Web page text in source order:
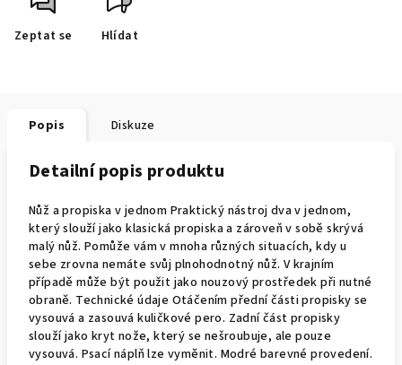
Zeptat se Hlídat
Popis Diskuze
Detailní popis produktu
Nůž a propiska v jednom Praktický nástroj dva v jednom,
který slouží jako klasická propiska a zároveň v sobě skrývá
malý nůž. Pomůže vám v mnoha různých situacích, kdy u
sebe zrovna nemáte svůj plnohodnotný nůž. V krajním
případě může být použit jako nouzový prostředek při nutné
obraně. Technické údaje Otáčením přední části propisky se
vysouvá a zasouvá kuličkové pero. Zadní část propisky
slouží jako kryt nože, který se nešroubuje, ale pouze
vysouvá. Psací náplň lze vyměnit. Modré barevné provedení.